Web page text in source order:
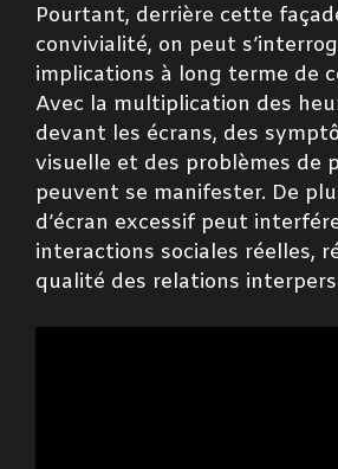
Pourtant, derrière cette
convivialité, on peut
implications à long terme de
Avec la multiplication des
devant les écrans, des
visuelle et des problèmes de
peuvent se manifester. De
d’écran excessif peut
interactions sociales réelles,
qualité des relations